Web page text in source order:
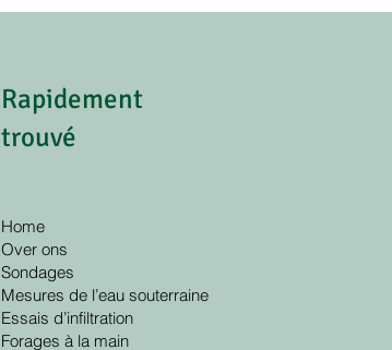
Rapidement
trouvé
Home
Over ons
Sondages
Mesures de l’eau souterraine
Essais d’infiltration
Forages à la main